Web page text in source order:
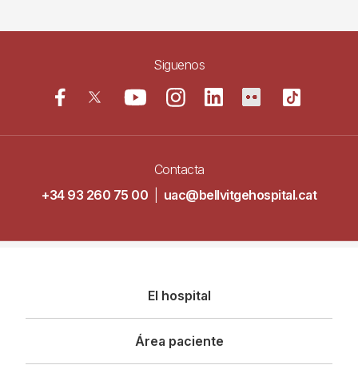
Siguenos
Contacta
+34 93 260 75 00
uac@bellvitgehospital.cat
principal
El hospital
Área paciente